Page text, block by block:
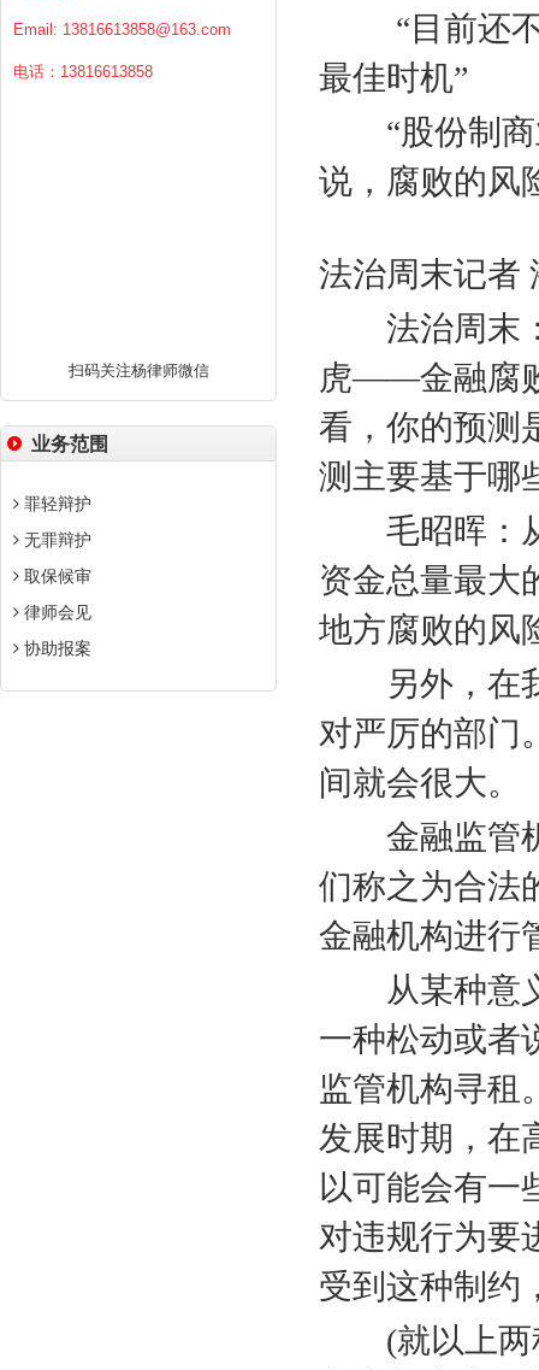
Email: 13816613858@163.com
电话：13816613858
扫码关注杨律师微信
业务范围
罪轻辩护
无罪辩护
取保候审
律师会见
协助报案
“目前还
最佳时机”
“股份制
说，腐败的风
法治周末记者
法治周末
虎——金融腐
看，你的预测
测主要基于哪
毛昭晖：
资金总量最大
地方腐败的风
另外，在
对严厉的部门
间就会很大。
金融监管
们称之为合法
金融机构进行
从某种意
一种松动或者
监管机构寻租
发展时期，在
以可能会有一
对违规行为要
受到这种制约
(就以上